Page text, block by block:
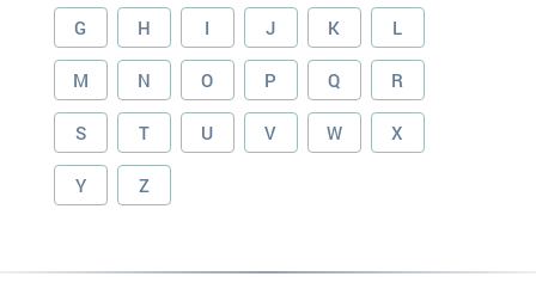
G H I J K L
M N O P Q R
S T U V W X
Y Z